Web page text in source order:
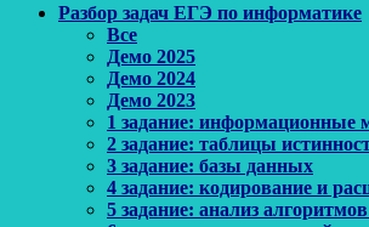
Основное
Разбор задач ЕГЭ по информатике
Все
Демо 2025
Демо 2024
Демо 2023
1 задание: информационные
2 задание: таблицы
3 задание: базы данных
4 задание: кодирование и
5 задание: анализ